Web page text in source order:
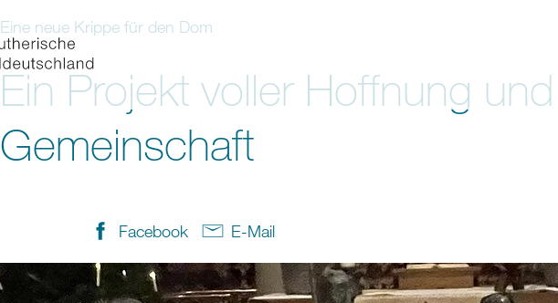
Eine neue Krippe für den Dom
Ein Projekt voller Hoffnung und
Gemeinschaft
Facebook E-Mail